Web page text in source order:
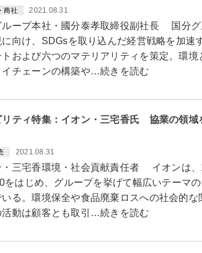
商社 2021.08.31
ープ本社・國分泰孝取締役副社長 国分グ
向け、SDGsを取り込んだ経営戦略を加速
および六つのマテリアリティを策定。環
イチェーンの構築や…続きを読む
リティ特集：イオン・三宅香氏 協業の領
2021.08.31
三宅香環境・社会貢献責任者 イオンは、
をはじめ、グループを挙げて幅広いテーマ
る。環境保全や食品廃棄ロスへの社会的な
活動は顧客とも取引…続きを読む